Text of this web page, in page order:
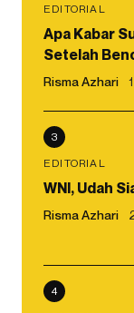
EDITORIAL
Apa Kabar
Setelah
Risma Azhari
3
EDITORIAL
WNI, Udah
Risma Azhari
4